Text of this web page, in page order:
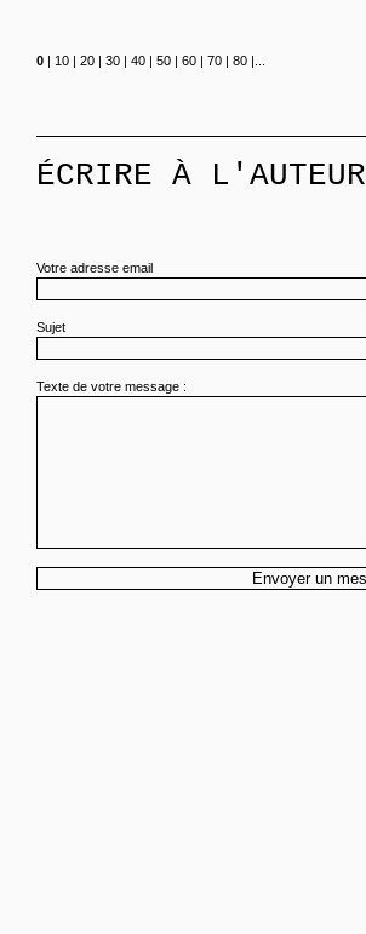
0 | 10 | 20 | 30 | 40 | 50 | 60 | 70 | 80 |
ÉCRIRE À L'AUTEUR
Votre adresse email
Sujet
Texte de votre message :